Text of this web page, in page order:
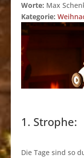
Worte: Max
Kategorie:
1. Strophe:
Die Tage sind so